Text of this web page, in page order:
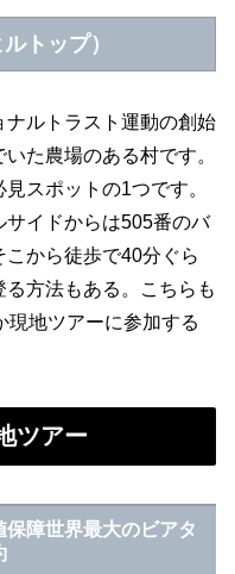
トップ）
ナルトラスト運動の創始
た農場のある村です。
スポットの1つです。
サイドからは505番のバ
から徒歩で40分ぐら
方法もある。こちらも
現地ツアーに参加する
ツアー
障世界最大のビアタ